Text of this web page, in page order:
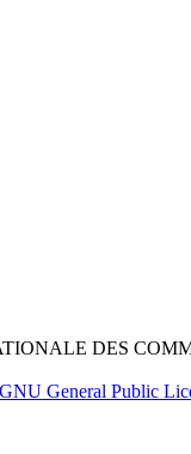
DES
GNU General Public